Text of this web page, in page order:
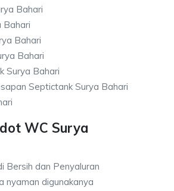
Bahari
Bahari
Bahari
Bahari
Surya Bahari
Septictank Surya Bahari
WC Surya
Bersih dan Penyaluran
nyaman digunakanya